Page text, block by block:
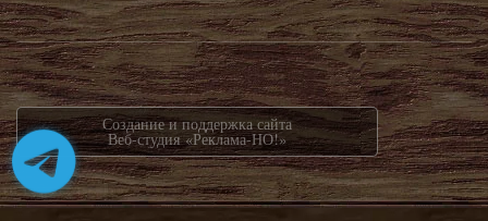
Создание и поддержка сайта
Веб-студия «Реклама-НО!»